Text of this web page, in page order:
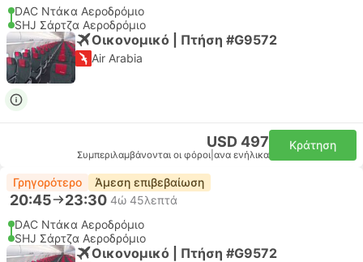
DAC Ντάκα Αεροδρόμιο
SHJ Σάρτζα Αεροδρόμιο
Οικονομικό | Πτήση #G9572
Air Arabia
USD 497
Συμπεριλαμβάνονται οι φόροι ανα ενήλικα
Κράτηση
Γρηγορότερο Άμεση επιβεβαίωση
20:45 23:30 4ώ 45λεπτά
DAC Ντάκα Αεροδρόμιο
SHJ Σάρτζα Αεροδρόμιο
Οικονομικό | Πτήση #G9572